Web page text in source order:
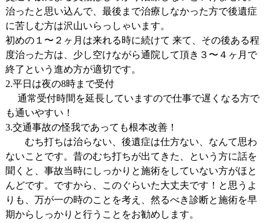
治ったと思い込んで、最後まで治療しなかった方で後遺症
に苦しむ方は沢山いらっしゃいます。
初めの１〜２ヶ月は来れる時に続けて 来て、その後ある程
度治った方は、少し空けながら通院して頂き３〜４ヶ月で
終了という進め方が適切です。
2.平日は夜の8時まで受付
通常受付時間を延長していますので仕事で遅くなる方で
も通いやすい！
3.交通事故の怪我であっても根本改善！
むち打ちは治らない、後遺症は仕方ない、なんて思わ
ないことです。昔のむち打ちが出てきた、という方に話を
聞くと、事故当時にしっかりと施術をしていない方がほと
んどです。ですから、このぐらいた大丈夫です！と思うよ
りも、万が一の時のことを考え、然るべき診断と施術を早
期からしっかりと行うことをお勧めします。